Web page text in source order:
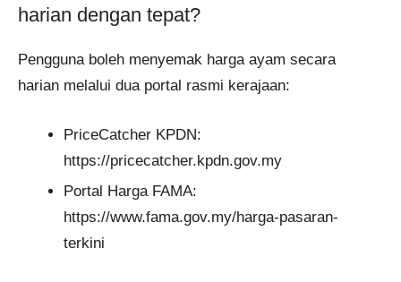
harian dengan tepat?
Pengguna boleh menyemak harga ayam secara
harian melalui dua portal rasmi kerajaan:
PriceCatcher KPDN:
https://pricecatcher.kpdn.gov.my
Portal Harga FAMA:
https://www.fama.gov.my/harga-pasaran-
terkini